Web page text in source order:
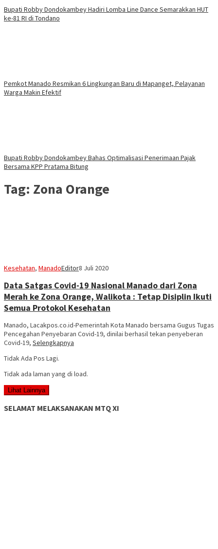
Bupati Robby Dondokambey Hadiri Lomba Line Dance Semarakkan HUT
ke-81 RI di Tondano
Pemkot Manado Resmikan 6 Lingkungan Baru di Mapanget, Pelayanan
Warga Makin Efektif
Bupati Robby Dondokambey Bahas Optimalisasi Penerimaan Pajak
Bersama KPP Pratama Bitung
Tag: Zona Orange
Kesehatan, ManadoEditor8 Juli 2020
Data Satgas Covid-19 Nasional Manado dari Zona
Merah ke Zona Orange, Walikota : Tetap Disiplin Ikuti
Semua Protokol Kesehatan
Manado, Lacakpos.co.id-Pemerintah Kota Manado bersama Gugus Tugas
Pencegahan Penyebaran Covid-19, dinilai berhasil tekan penyeberan
Covid-19, Selengkapnya
Tidak Ada Pos Lagi.
Tidak ada laman yang di load.
Lihat Lainnya
SELAMAT MELAKSANAKAN MTQ XI